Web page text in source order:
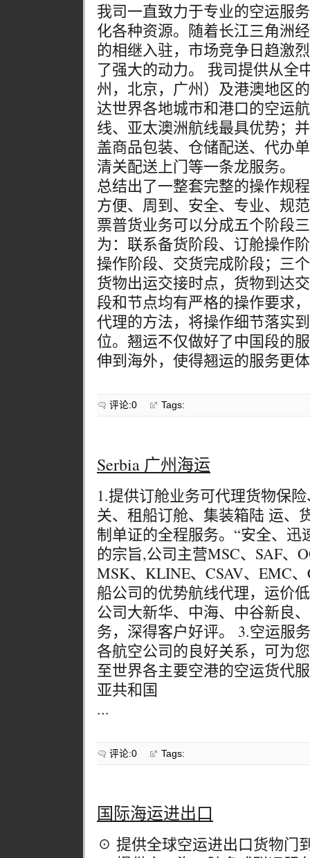
我司一直致力于专业的空运服
化各种资源。随着长江三角洲
的相继入驻，市场竞争日趋激
了强大的动力。 我司提供从全
州，北京，广州）及港澳地区
达世界各地城市和港口的空运
线、亚太澳洲航线最具优势；
盖商品包装、仓储配送、代办
清关配送上门等一条龙服务。
总结出了一整套完整的操作规
方便、周到、安全、专业、规
票普货业务可以分成五个阶段
为：联系备货阶段、订舱操作
操作阶段、交货完成阶段；三
货物出运交接时点，货物到达
段和节点均有严格的操作要求
代理的方法，将操作细节落实
位。翘运不仅做好了中国段的
伸到海外，使得翘运的服务更
评论:0 Tags:
Serbia 广州海运
1.提供订舱业务可代理货物保
关、租船订舱、集装箱陆 运、
制单证的全程服务。“安全、迅
的宗旨,公司主营MSC、SAF、
MSK、KLINE、CSAV、EMC
船公司的优势航线代理，运价
公司大新华、中海、中谷新良
务，深得客户好评。 3.空运服
各航空公司的良好关系，可为
至世界各主要空港的空运货代
亚共和国
...
评论:0 Tags:
国际海运进出口
☉ 提供全球空运进出口货物门